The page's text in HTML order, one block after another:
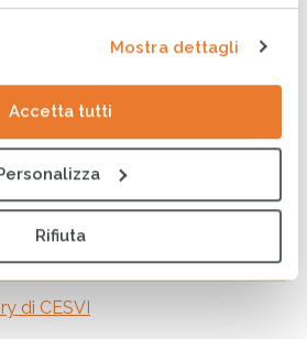
Mostra dettagli
Accetta tutti
Rifiuta
pluriennale
e far maturare le
più profonde e significativeche
comprensione reciproca
obiettivi
unimpatto più significativo
di CESVI